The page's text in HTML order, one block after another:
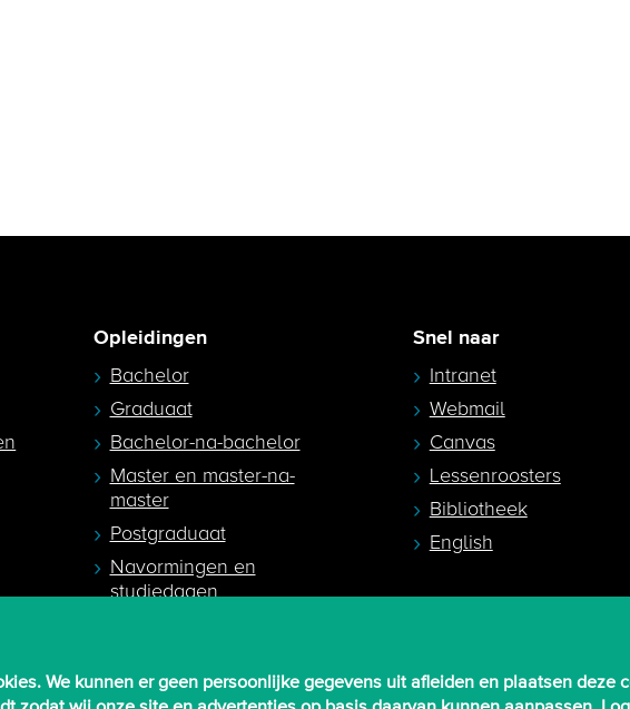
We kunnen er geen persoonlijke gegevens uit afleiden en plaatsen deze
Opleidingen
Bachelor
Graduaat
Bachelor-na-bachelor
Master en master-na-
master
Postgraduaat
Navormingen en
studiedagen
Snel naar
Intranet
Webmail
Canvas
Lessenroosters
Bibliotheek
English